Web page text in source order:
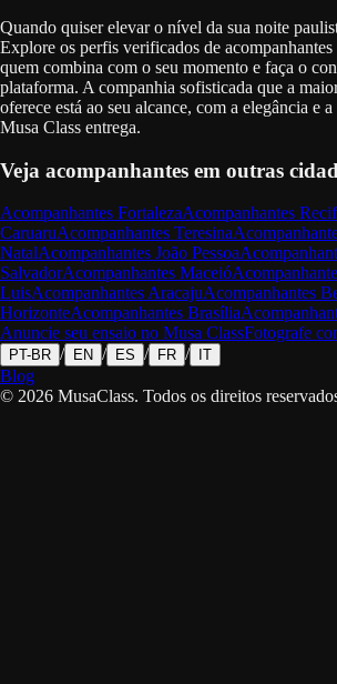
Quando quiser elevar o nível da sua noite
Explore os perfis verificados de acompanhantes
quem combina com o seu momento e faça o
plataforma. A companhia sofisticada que a
oferece está ao seu alcance, com a elegância e
Musa Class entrega.
Veja acompanhantes em outras
Acompanhantes FortalezaAcompanhantes
CaruaruAcompanhantes Teresina
NatalAcompanhantes João Pessoa
SalvadorAcompanhantes Maceió
LuisAcompanhantes AracajuAcompanhantes
HorizonteAcompanhantes Brasília
Anuncie seu ensaio no Musa ClassFotografe
PT-BR / EN / ES / FR / IT
Blog
© 2026 MusaClass. Todos os direitos